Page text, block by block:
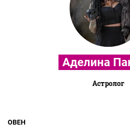
Аделина
Астролог
ОВЕН